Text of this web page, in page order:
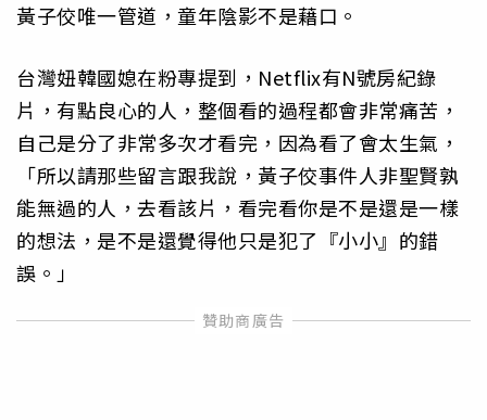
黃子佼唯一管道，童年陰影不是藉口。
台灣妞韓國媳在粉專提到，Netflix有N號房紀錄
片，有點良心的人，整個看的過程都會非常痛苦，
自己是分了非常多次才看完，因為看了會太生氣，
「所以請那些留言跟我說，黃子佼事件人非聖賢孰
能無過的人，去看該片，看完看你是不是還是一樣
的想法，是不是還覺得他只是犯了『小小』的錯
誤。」